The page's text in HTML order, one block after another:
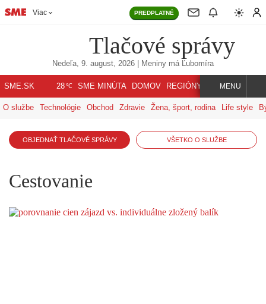
Viac PREDPLATNÉ
Tlačové správy
Nedeľa, 9. august, 2026 | Meniny má Ľubomíra
SME.SK 28℃ SME MINÚTA DOMOV REGIÓNY INDEX SVET
MENU
O službe Technológie Obchod Zdravie Žena, šport, rodina Life style
OBJEDNAŤ TLAČOVÉ SPRÁVY VŠETKO O SLUŽBE
Cestovanie